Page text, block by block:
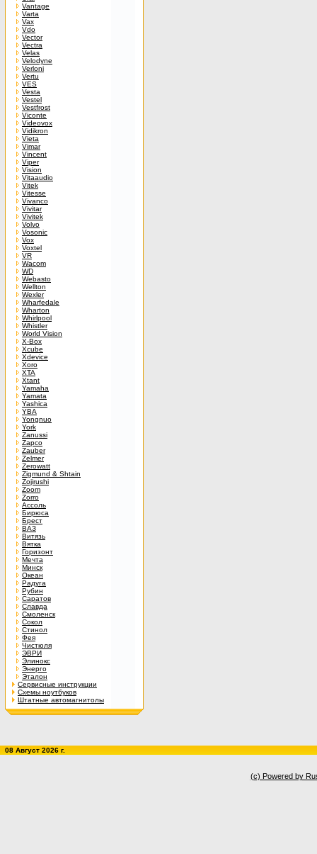
Vantage
Varta
Vax
Vdo
Vector
Vectra
Velas
Velodyne
Verloni
Vertu
VES
Vesta
Vestel
Vestfrost
Viconte
Videovox
Vidikron
Vieta
Vimar
Vincent
Viper
Vision
Vitaaudio
Vitek
Vitesse
Vivanco
Vivitar
Vivitek
Volvo
Vosonic
Vox
Voxtel
VR
Wacom
WD
Webasto
Wellton
Wexler
Wharfedale
Wharton
Whirlpool
Whistler
World Vision
X-Box
Xcube
Xdevice
Xoro
XTA
Xtant
Yamaha
Yamata
Yashica
YBA
Yongnuo
York
Zanussi
Zapco
Zauber
Zelmer
Zerowatt
Zigmund & Shtain
Zojirushi
Zoom
Zorro
Ассоль
Бирюса
Брест
ВАЗ
Витязь
Вятка
Горизонт
Мечта
Минск
Океан
Радуга
Рубин
Саратов
Славда
Смоленск
Сокол
Стинол
Фея
Чистюля
ЭВРИ
Элинокс
Энерго
Эталон
Сервисные инструкции
Схемы ноутбуков
Штатные автомагнитолы
08 Август 2026 г.
(c) Powered by